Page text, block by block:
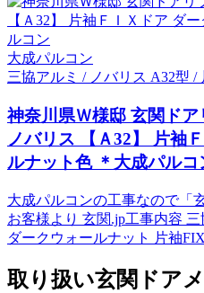
大成パルコン
三協アルミ / ノバリス A32型 /
神奈川県Ｗ様邸 玄関ドア
ノバリス 【Ａ32】 片袖
ルナット色 ＊大成パルコ
大成パルコンの工事なので「
お客様より 玄関.jp工事内容 三
ダークウォールナット 片袖
取り扱い玄関ドア